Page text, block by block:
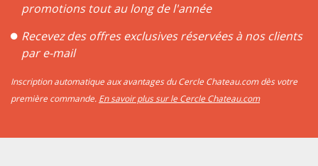
promotions tout au long de l'année
Recevez des offres exclusives réservées à nos clients
par e-mail
Inscription automatique aux avantages du Cercle Chateau.com dès votre
première commande. En savoir plus sur le Cercle Chateau.com